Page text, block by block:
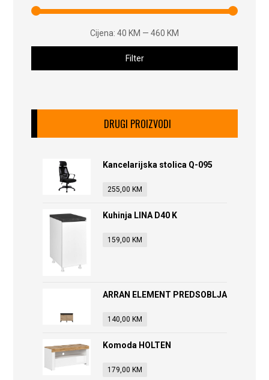
Filter
Cijena: 40 KM — 460 KM
DRUGI PROIZVODI
Kancelarijska stolica Q-095
255,00 KM
Kuhinja LINA D40 K
159,00 KM
ARRAN ELEMENT PREDSOBLJA
140,00 KM
Komoda HOLTEN
179,00 KM